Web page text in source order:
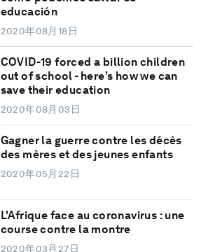
educación
2020年08月18日
COVID-19 forced a billion children
out of school - here’s how we can
save their education
2020年08月03日
Gagner la guerre contre les décès
des mères et des jeunes enfants
2020年05月22日
L'Afrique face au coronavirus : une
course contre la montre
2020年03月27日